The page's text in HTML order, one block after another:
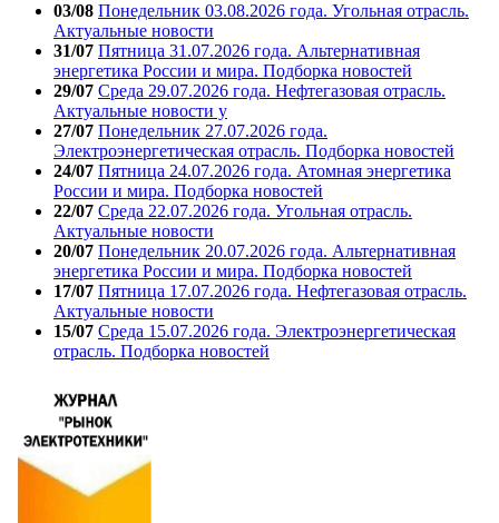
03/08 Понедельник 03.08.2026 года. Угольная отрасль.
Актуальные новости
31/07 Пятница 31.07.2026 года. Альтернативная
энергетика России и мира. Подборка новостей
29/07 Среда 29.07.2026 года. Нефтегазовая отрасль.
Актуальные новости у
27/07 Понедельник 27.07.2026 года.
Электроэнергетическая отрасль. Подборка новостей
24/07 Пятница 24.07.2026 года. Атомная энергетика
России и мира. Подборка новостей
22/07 Среда 22.07.2026 года. Угольная отрасль.
Актуальные новости
20/07 Понедельник 20.07.2026 года. Альтернативная
энергетика России и мира. Подборка новостей
17/07 Пятница 17.07.2026 года. Нефтегазовая отрасль.
Актуальные новости
15/07 Среда 15.07.2026 года. Электроэнергетическая
отрасль. Подборка новостей